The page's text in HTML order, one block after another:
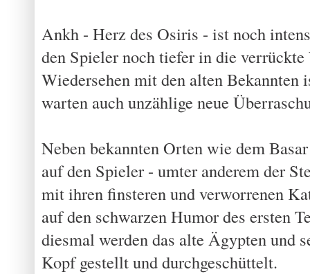
Ankh - Herz des Osiris - ist noch
den Spieler noch tiefer in die
Wiedersehen mit den alten
warten auch unzählige neue
Neben bekannten Orten wie dem
auf den Spieler - umter anderem der
mit ihren finsteren und verworrenen
auf den schwarzen Humor des ersten
diesmal werden das alte Ägypten und
Kopf gestellt und durchgeschüttelt.